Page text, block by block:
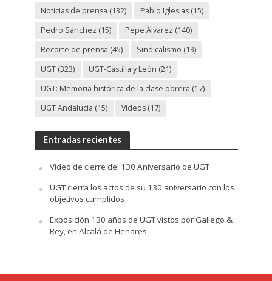
Noticias de prensa (132) Pablo Iglesias(15)
Pedro Sánchez (15) Pepe Álvarez (140)
Recorte de prensa (45) Sindicalismo (13)
UGT(323) UGT-Castilla y León (21)
UGT: Memoria histórica de la clase obrera (17)
UGT Andalucia (15) Videos(17)
Entradas recientes
Video de cierre del 130 Aniversario de UGT
UGT cierra los actos de su 130 aniversario con los
objetivos cumplidos
Exposición 130 años de UGT vistos por Gallego &
Rey, en Alcalá de Henares